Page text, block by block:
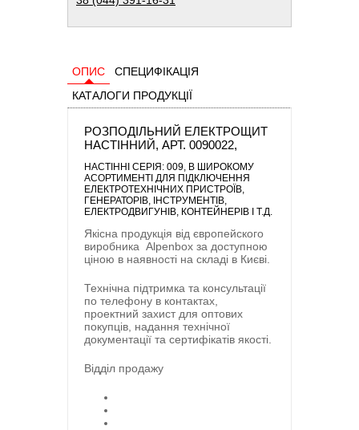
ОПИС
СПЕЦИФІКАЦІЯ
КАТАЛОГИ ПРОДУКЦІЇ
РОЗПОДІЛЬНИЙ ЕЛЕКТРОЩИТ
НАСТІННИЙ, АРТ. 0090022,
НАСТІННІ СЕРІЯ: 009, В ШИРОКОМУ
АСОРТИМЕНТІ ДЛЯ ПІДКЛЮЧЕННЯ
ЕЛЕКТРОТЕХНІЧНИХ ПРИСТРОЇВ,
ГЕНЕРАТОРІВ, ІНСТРУМЕНТІВ,
ЕЛЕКТРОДВИГУНІВ, КОНТЕЙНЕРІВ І Т.Д.
Якісна продукція від європейского
виробника Alpenbox за доступною
ціною в наявності на складі в Києві.
Технічна підтримка та консультації
по телефону в контактах,
проектний захист для оптових
покупців, надання технічної
документації та сертифікатів якості.
Відділ продажу